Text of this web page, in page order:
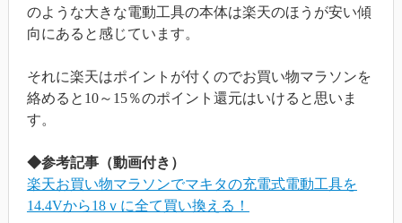
のような大きな電動工具の本体は楽天のほうが安い傾
向にあると感じています。
それに楽天はポイントが付くのでお買い物マラソンを
絡めると10～15％のポイント還元はいけると思いま
す。
◆参考記事（動画付き）
楽天お買い物マラソンでマキタの充電式電動工具を
14.4Vから18ｖに全て買い換える！